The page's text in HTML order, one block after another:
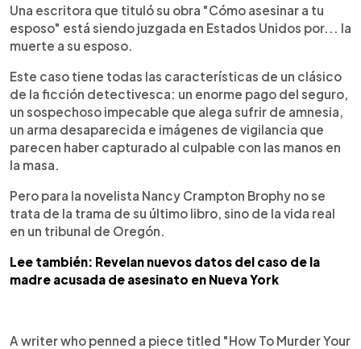
Escuchar artículo
Una escritora que tituló su obra "Cómo asesinar a tu
esposo" está siendo juzgada en Estados Unidos por... la
muerte a su esposo.
Este caso tiene todas las características de un clásico
de la ficción detectivesca: un enorme pago del seguro,
un sospechoso impecable que alega sufrir de amnesia,
un arma desaparecida e imágenes de vigilancia que
parecen haber capturado al culpable con las manos en
la masa.
Pero para la novelista Nancy Crampton Brophy no se
trata de la trama de su último libro, sino de la vida real
en un tribunal de Oregón.
Lee también: Revelan nuevos datos del caso de la
madre acusada de asesinato en Nueva York
A writer who penned a piece titled "How To Murder Your